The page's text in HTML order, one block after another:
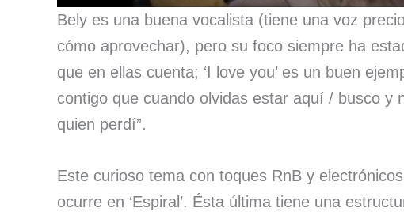
Bely es una buena vocalista (tiene una voz
cómo aprovechar), pero su foco siempre ha
que en ellas cuenta; ‘I love you’ es un buen
contigo que cuando olvidas estar aquí / busco y
quien perdí”.
Este curioso tema con toques RnB y
ocurre en ‘Espiral’. Ésta última tiene una